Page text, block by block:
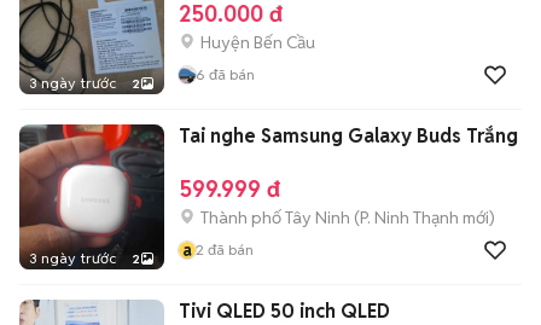
3 ngày trước 2
250.000 đ
Huyện Bến Cầu
6 đã bán
3 ngày trước 2
Tai nghe Samsung Galaxy Buds Trắng
599.999 đ
Thành phố Tây Ninh (P. Ninh Thạnh mới)
a 2 đã bán
Tivi QLED 50 inch QLED